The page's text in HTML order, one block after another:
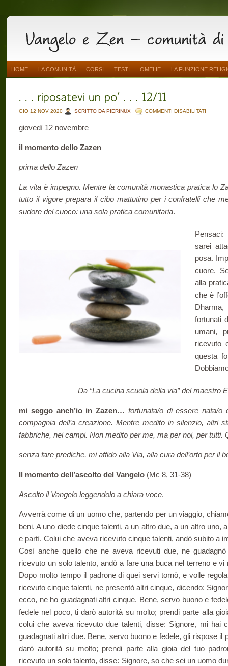
HOME LA COMUNITÀ CORSI TESTI OMELIE LA FUNZIONE
GIO 12 NOV 2020 SCRITTO DA PIERINUX COMMENTI DISABILITATI
giovedì 12 novembre
il momento dello Zazen
prima dello Zazen
La vita è impegno. Mentre la comunità monastica pratica lo
tutto il vigore prepara il cibo mattutino per i confratelli che
sudore del cuoco: una sola pratica comunitaria.
sarei
posa.
cuore.
alla
che è
fortunati
umani,
ricevuto
questa
Da “La cucina scuola della via” del maestro
mi seggo anch’io in Zazen… fortunata/o di essere nata/o
compagnia dell’a creazione. Mentre medito in silenzio, altri
fabbriche, nei campi. Non medito per me, ma per noi, per
senza fare prediche, mi affido alla Via, alla cura dell’orto per il
Il momento dell’ascolto del Vangelo (Mc 8, 31-38)
Ascolto il Vangelo leggendolo a chiara voce.
Avverrà come di un uomo che, partendo per un viaggio,
beni. A uno diede cinque talenti, a un altro due, a un altro uno,
e partì. Colui che aveva ricevuto cinque talenti, andò subito a
Così anche quello che ne aveva ricevuti due, ne
ricevuto un solo talento, andò a fare una buca nel terreno e
Dopo molto tempo il padrone di quei servi tornò, e volle
ricevuto cinque talenti, ne presentò altri cinque, dicendo:
ecco, ne ho guadagnati altri cinque. Bene, servo buono e
fedele nel poco, ti darò autorità su molto; prendi parte alla
colui che aveva ricevuto due talenti, disse: Signore, mi hai
guadagnati altri due. Bene, servo buono e fedele, gli rispose il
darò autorità su molto; prendi parte alla gioia del tuo
ricevuto un solo talento, disse: Signore, so che sei un uomo